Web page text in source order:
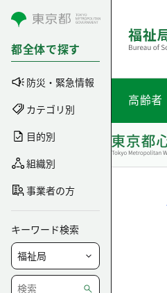
コンテンツにスキップ
都全体で探す
防災・緊急情報
カテゴリ別
目的別
組織別
事業者の方
キーワード検索
高齢者